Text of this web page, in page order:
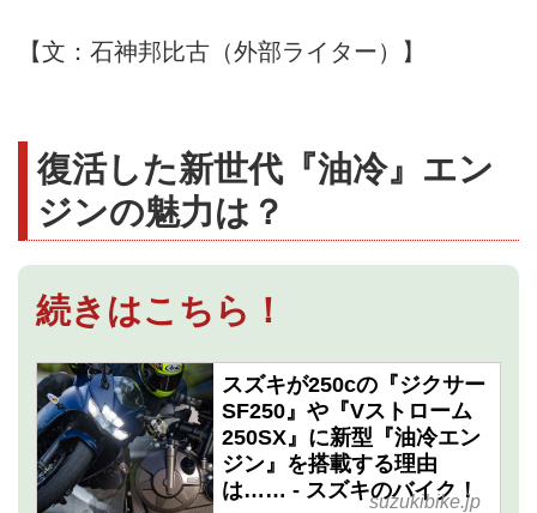
【文：石神邦比古（外部ライター）】
復活した新世代『油冷』エン
ジンの魅力は？
続きはこちら！
スズキが250cの『ジクサー
SF250』や『Vストローム
250SX』に新型『油冷エン
ジン』を搭載する理由
は…… - スズキのバイク！
suzukibike.jp